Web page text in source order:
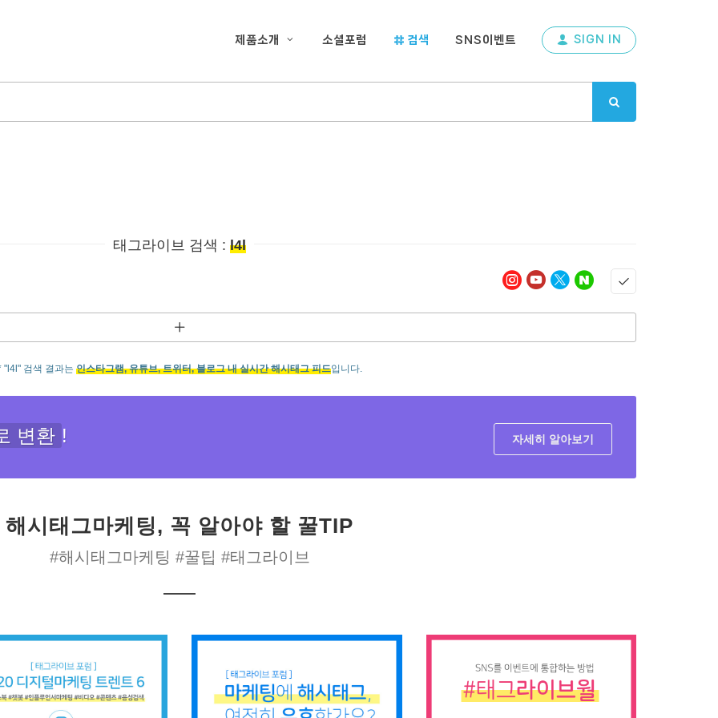
제품소개 소셜포럼 검색 SNS이벤트 SIGN IN
태그라이브 검색 : l4l
"l4l" 검색 결과는 인스타그램, 유튜브, 트위터, 블로그 내 실시간 해시태그 피드입니다.
변환 ! 자세히 알아보기
해시태그마케팅, 꼭 알아야 할 꿀TIP
#해시태그마케팅 #꿀팁 #태그라이브